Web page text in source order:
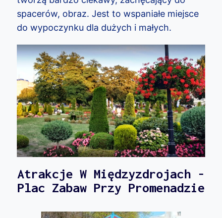
spacerów, obraz. Jest to wspaniałe miejsce
do wypoczynku dla dużych i małych.
Atrakcje W Międzyzdrojach -
Plac Zabaw Przy Promenadzie